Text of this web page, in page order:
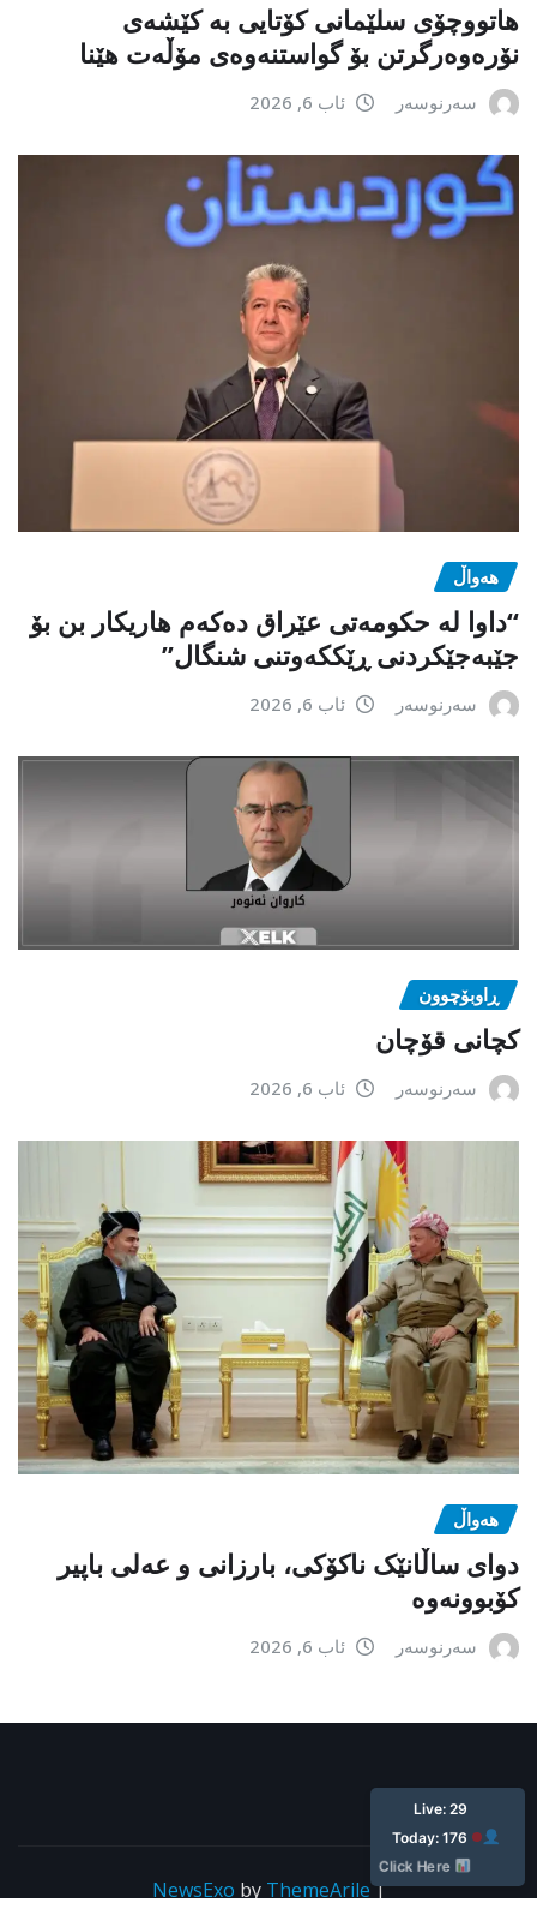
هاتووچۆی سلێمانی کۆتایی بە کێشەی
نۆرەوەرگرتن بۆ گواستنەوەی مۆڵەت هێنا
سەرنوسەر ئاب 6, 2026
هەواڵ
“داوا لە حكومەتی عێراق دەكەم هاریكار بن بۆ
جێبەجێكردنی ڕێككەوتنی شنگال”
سەرنوسەر ئاب 6, 2026
ڕاوبۆچوون
کچانی قۆچان
سەرنوسەر ئاب 6, 2026
هەواڵ
دوای ساڵانێک ناکۆکی، بارزانی و عەلی باپیر
کۆبوونەوە
سەرنوسەر ئاب 6, 2026
|
NewsExo by ThemeArile
ئێستا: ٢٩
ئه‌مرۆ: ١٧٦
کلیک بکە